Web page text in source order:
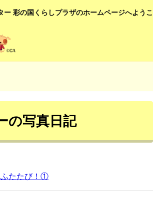
ー 彩の国くらしプラザのホームページへようこ
の写真日記
たたび！①